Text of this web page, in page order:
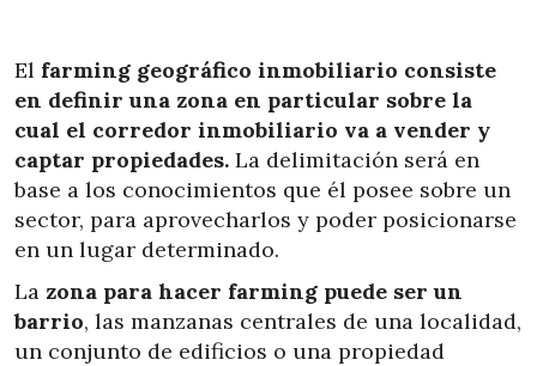
El farming geográfico inmobiliario consiste
en definir una zona en particular sobre la
cual el corredor inmobiliario va a vender y
captar propiedades. La delimitación será en
base a los conocimientos que él posee sobre un
sector, para aprovecharlos y poder posicionarse
en un lugar determinado.
La zona para hacer farming puede ser un
barrio, las manzanas centrales de una localidad,
un conjunto de edificios o una propiedad